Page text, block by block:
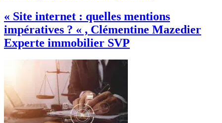
« Site internet : quelles mentions
impératives ? « , Clémentine Mazedier
Experte immobilier SVP